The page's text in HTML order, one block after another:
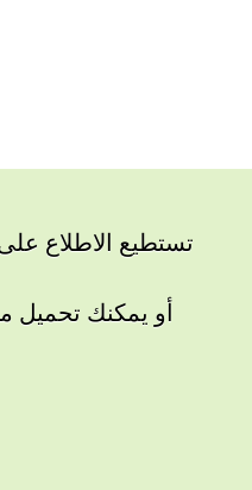
تستطيع الاطلاع
أو يمكنك تحميل